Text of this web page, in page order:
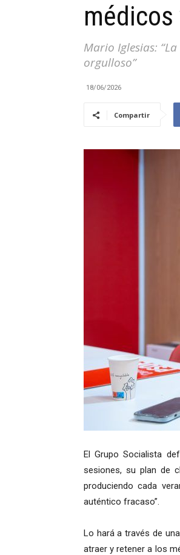
Mario Iglesias:
orgulloso”
18/06/2026
Compartir
El Grupo Socialista
sesiones, su plan de
produciendo cada
auténtico fracaso”.
Lo hará a través de
atraer y retener a los